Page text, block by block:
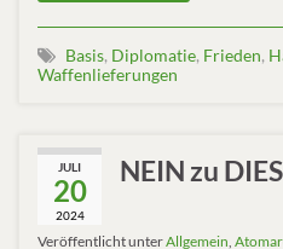
Basis, Diplomatie, Frieden,
Waffenlieferungen
JULI
20
2024
NEIN zu
Veröffentlicht unterAllgemein